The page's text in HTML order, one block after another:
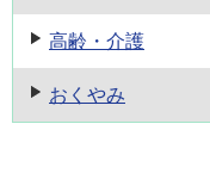
高齢・介護
おくやみ